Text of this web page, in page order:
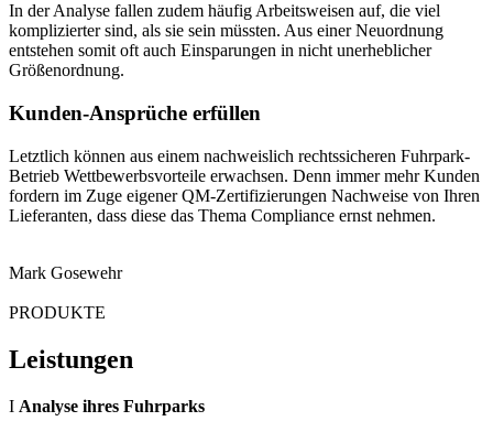
In der Analyse fallen zudem häufig Arbeitsweisen auf, die viel
komplizierter sind, als sie sein müssten. Aus einer Neuordnung
entstehen somit oft auch Einsparungen in nicht unerheblicher
Größenordnung.
Kunden-Ansprüche erfüllen
Letztlich können aus einem nachweislich rechtssicheren Fuhrpark-
Betrieb Wettbewerbsvorteile erwachsen. Denn immer mehr Kunden
fordern im Zuge eigener QM-Zertifizierungen Nachweise von Ihren
Lieferanten, dass diese das Thema Compliance ernst nehmen.
Mark Gosewehr
PRODUKTE
Leistungen
I Analyse ihres Fuhrparks